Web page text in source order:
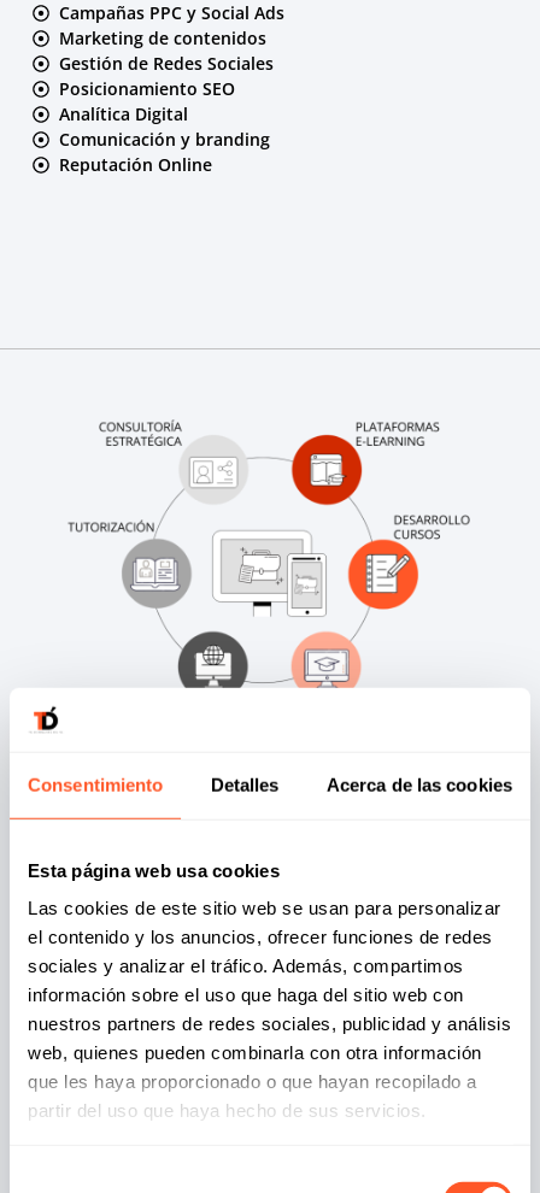
Consentimiento Detalles Acerca de las cookies
Esta página web usa cookies
Las cookies de este sitio web se usan para personalizar
el contenido y los anuncios, ofrecer funciones de redes
sociales y analizar el tráfico. Además, compartimos
información sobre el uso que haga del sitio web con
nuestros partners de redes sociales, publicidad y análisis
web, quienes pueden combinarla con otra información
que les haya proporcionado o que hayan recopilado a
partir del uso que haya hecho de sus servicios.
Campañas PPC y Social Ads
Marketing de contenidos
Gestión de Redes Sociales
Posicionamiento SEO
Analítica Digital
Comunicación y branding
Reputación Online
Proyectos de Formación
Desarrollamos proyectos innovadores de formación
personalizada adaptándonos a las necesidades
específicas de tu organización.
Consultoría Estratégica
Plataformas e-Learning
Digitalización de Equipos de Trabajo
Desarrollo de Cursos: creación de contenido
formativo
Impartición de acciones formativas. Formación
personalizada